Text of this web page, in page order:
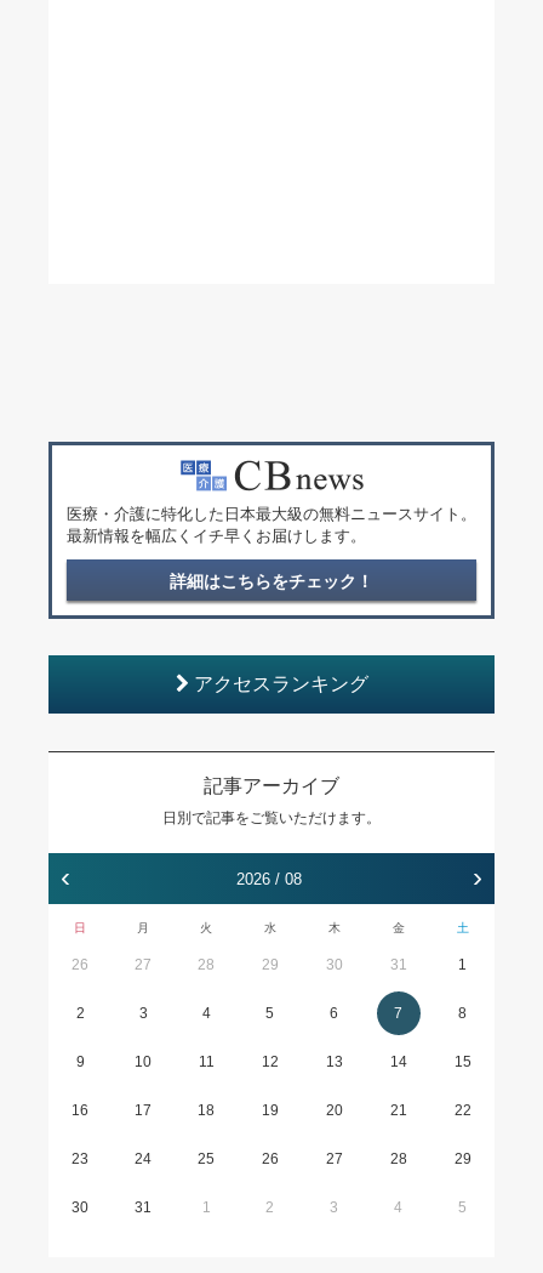
医療・介護に特化した日本最大級の無料ニュースサイト。
最新情報を幅広くイチ早くお届けします。
詳細はこちらをチェック！
アクセスランキング
記事アーカイブ
日別で記事をご覧いただけます。
‹ 2026 / 08 ›
日 月 火 水 木 金 土
26 27 28 29 30 31 1
2 3 4 5 6 7 8
9 10 11 12 13 14 15
16 17 18 19 20 21 22
23 24 25 26 27 28 29
30 31 1 2 3 4 5